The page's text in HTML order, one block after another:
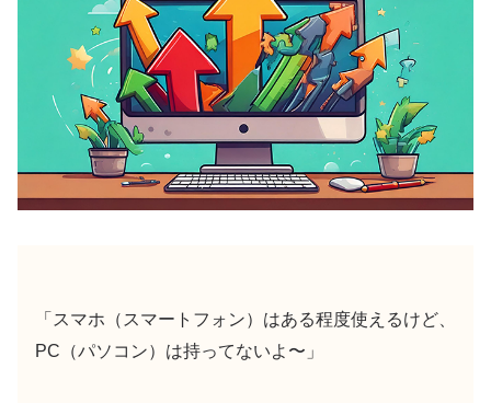
「スマホ（スマートフォン）はある程度使えるけど、
PC（パソコン）は持ってないよ〜」